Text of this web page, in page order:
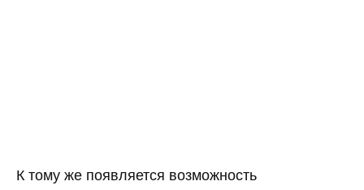
К тому же появляется возможность